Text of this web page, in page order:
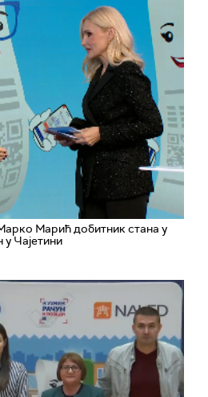
Марић добитник стана у
у Чајетини